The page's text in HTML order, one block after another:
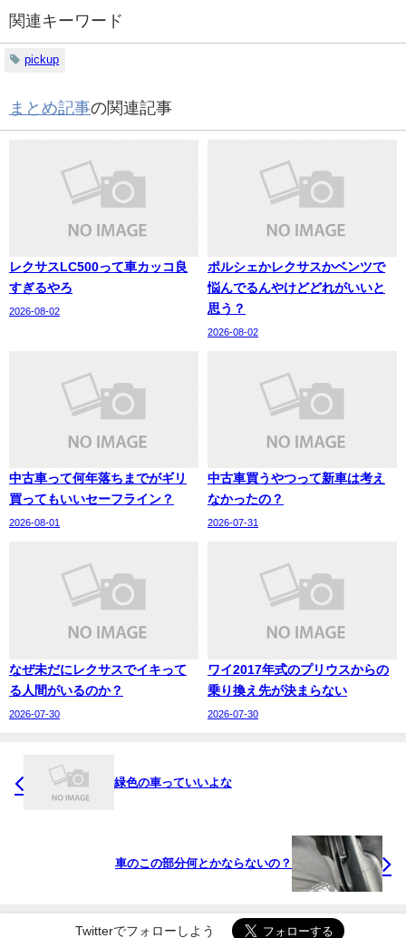
関連キーワード
pickup
まとめ記事の関連記事
レクサスLC500って車カッコ良
すぎるやろ
2026-08-02
ポルシェかレクサスかベンツで
悩んでるんやけどどれがいいと
思う？
2026-08-02
中古車って何年落ちまでがギリ
買ってもいいセーフライン？
2026-08-01
中古車買うやつって新車は考え
なかったの？
2026-07-31
なぜ未だにレクサスでイキって
る人間がいるのか？
2026-07-30
ワイ2017年式のプリウスからの
乗り換え先が決まらない
2026-07-30
緑色の車っていいよな
車のこの部分何とかならないの？
Twitterでフォローしよう